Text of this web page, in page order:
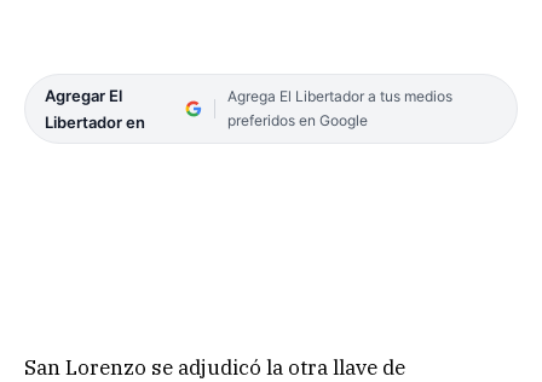
Agregar El
Libertador en
Agrega El Libertador a tus medios
preferidos en Google
San Lorenzo se adjudicó la otra llave de